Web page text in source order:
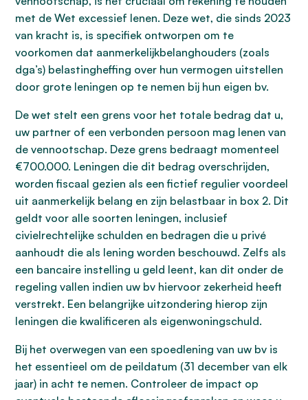
met de Wet excessief lenen. Deze wet, die sinds 2023
van kracht is, is specifiek ontworpen om te
voorkomen dat aanmerkelijkbelanghouders (zoals
dga’s) belastingheffing over hun vermogen uitstellen
door grote leningen op te nemen bij hun eigen bv.
De wet stelt een grens voor het totale bedrag dat u,
uw partner of een verbonden persoon mag lenen van
de vennootschap. Deze grens bedraagt momenteel
€700.000. Leningen die dit bedrag overschrijden,
worden fiscaal gezien als een fictief regulier voordeel
uit aanmerkelijk belang en zijn belastbaar in box 2. Dit
geldt voor alle soorten leningen, inclusief
civielrechtelijke schulden en bedragen die u privé
aanhoudt die als lening worden beschouwd. Zelfs als
een bancaire instelling u geld leent, kan dit onder de
regeling vallen indien uw bv hiervoor zekerheid heeft
verstrekt. Een belangrijke uitzondering hierop zijn
leningen die kwalificeren als eigenwoningschuld.
Bij het overwegen van een spoedlening van uw bv is
het essentieel om de peildatum (31 december van elk
jaar) in acht te nemen. Controleer de impact op